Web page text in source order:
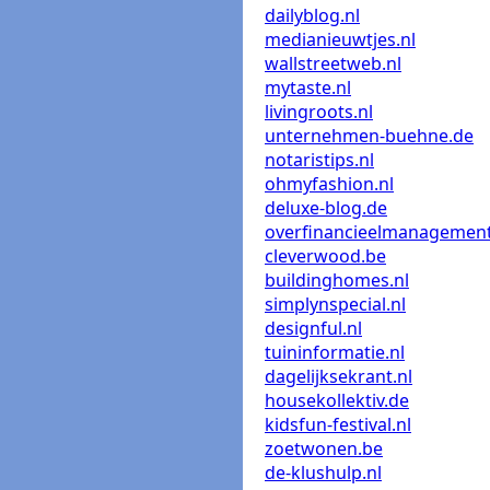
dailyblog.nl
medianieuwtjes.nl
wallstreetweb.nl
mytaste.nl
livingroots.nl
unternehmen-buehne.de
notaristips.nl
ohmyfashion.nl
deluxe-blog.de
cleverwood.be
buildinghomes.nl
simplynspecial.nl
designful.nl
tuininformatie.nl
dagelijksekrant.nl
housekollektiv.de
kidsfun-festival.nl
zoetwonen.be
de-klushulp.nl